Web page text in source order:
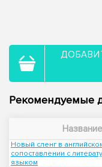
Рекомендуемые
Новый сленг в
сопоставлении с
языком